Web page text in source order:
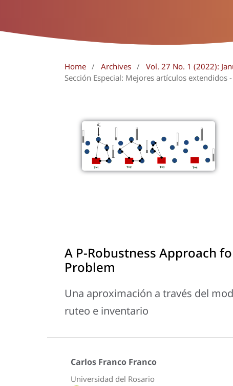
Home / Archives / Vol. 27 No. 1 (2022):
Sección Especial: Mejores artículos extendidos -
A P-Robustness Approach
Problem
Una aproximación a través del
ruteo e inventario
Carlos Franco Franco
Universidad del Rosario